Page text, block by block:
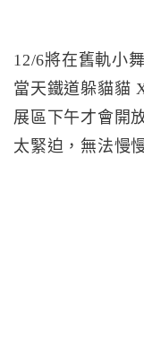
12/6將在舊軌小
當天鐵道躲貓貓
展區下午才會開
太緊迫，無法慢